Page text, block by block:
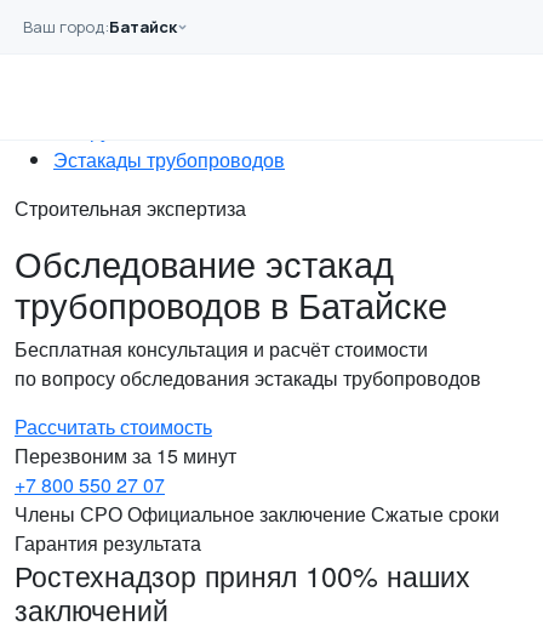
Перейти к основному содержанию
Ваш город:Батайск
Главная
Эстакады трубопроводов
Строительная экспертиза
Обследование эстакад
трубопроводов в Батайске
Бесплатная консультация и расчёт стоимости
по вопросу обследования эстакады трубопроводов
Рассчитать стоимость
Перезвоним за 15 минут
+7 800 550 27 07
Члены СРООфициальное заключениеСжатые сроки
Гарантия результата
Ростехнадзор принял 100% наших
заключений